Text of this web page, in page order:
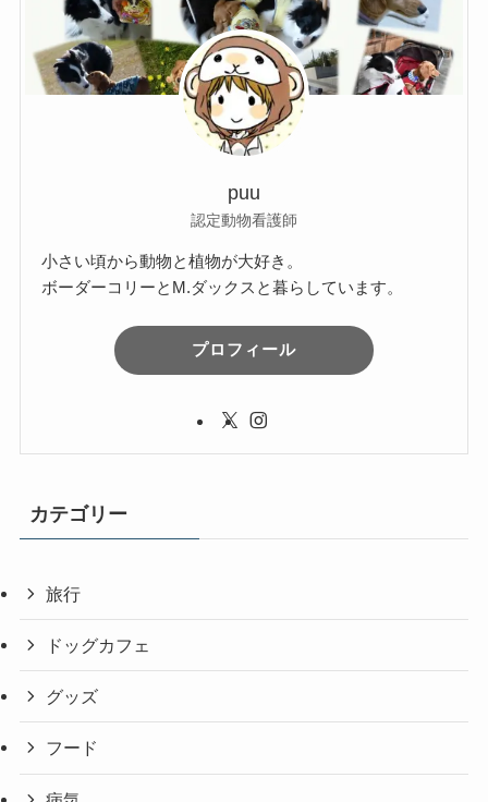
puu
認定動物看護師
小さい頃から動物と植物が大好き。
ボーダーコリーとM.ダックスと暮らしています。
プロフィール
カテゴリー
旅行
ドッグカフェ
グッズ
フード